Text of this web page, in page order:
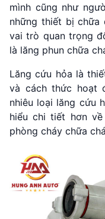
mình cũng như
những thiết bị chữa
vai trò quan trọng
là lăng phun chữa
Lăng cứu hỏa là
và cách thức hoạt
nhiêu loại lăng cứu
hiểu chi tiết hơn
phòng cháy chữa